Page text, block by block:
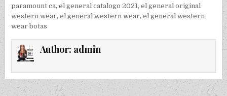
paramount ca,el general catalogo 2021 ,el general original
western wear,el general western wear,el general western
wear botas
Author: admin